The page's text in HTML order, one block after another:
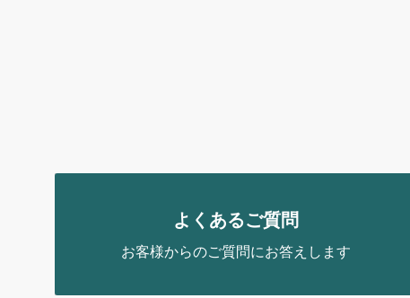
よくあるご質問
お客様からのご質問にお答えします